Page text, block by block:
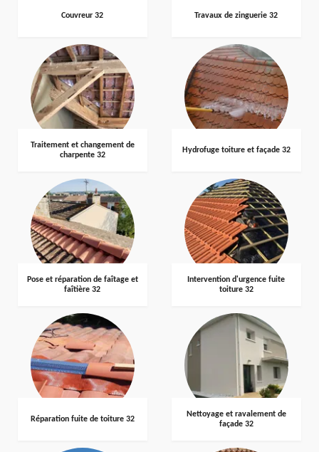
Couvreur 32 Travaux de zinguerie 32
Traitement et changement de
charpente 32
Hydrofuge toiture et façade 32
Pose et réparation de faîtage et
faîtière 32
Intervention d'urgence fuite
toiture 32
Réparation fuite de toiture 32
Nettoyage et ravalement de
façade 32